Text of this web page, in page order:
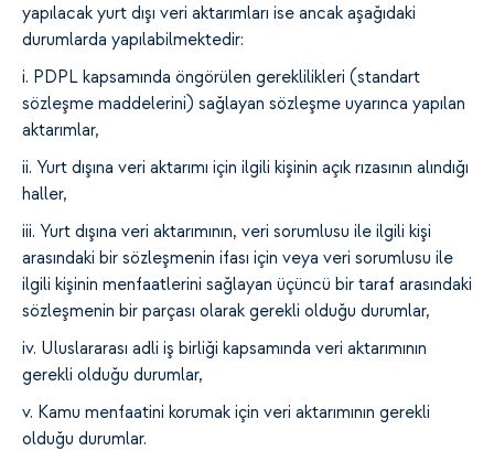
yapılacak yurt dışı veri aktarımları ise ancak aşağıdaki
durumlarda yapılabilmektedir:
i. PDPL kapsamında öngörülen gereklilikleri (standart
sözleşme maddelerini) sağlayan sözleşme uyarınca yapılan
aktarımlar,
ii. Yurt dışına veri aktarımı için ilgili kişinin açık rızasının alındığı
haller,
iii. Yurt dışına veri aktarımının, veri sorumlusu ile ilgili kişi
arasındaki bir sözleşmenin ifası için veya veri sorumlusu ile
ilgili kişinin menfaatlerini sağlayan üçüncü bir taraf arasındaki
sözleşmenin bir parçası olarak gerekli olduğu durumlar,
iv. Uluslararası adli iş birliği kapsamında veri aktarımının
gerekli olduğu durumlar,
v. Kamu menfaatini korumak için veri aktarımının gerekli
olduğu durumlar.